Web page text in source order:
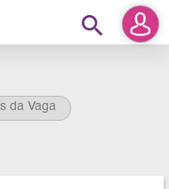
search
da Vaga